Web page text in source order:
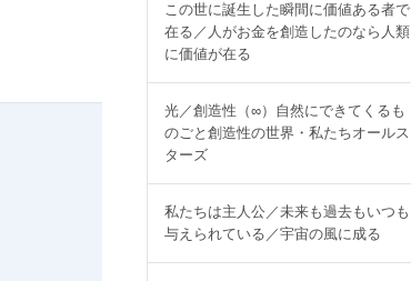
この世に誕生した瞬間に価値ある者で
在る／人がお金を創造したのなら人類
に価値が在る
光／創造性（∞）自然にできてくるも
のごと創造性の世界・私たちオールス
ターズ
私たちは主人公／未来も過去もいつも
与えられている／宇宙の風に成る